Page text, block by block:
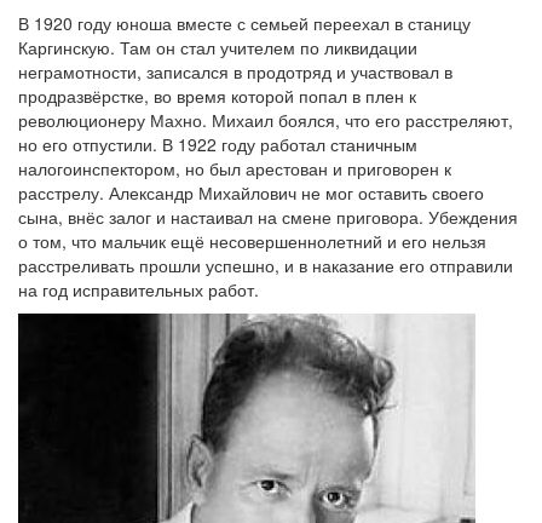
В 1920 году юноша вместе с семьей переехал в станицу
Каргинскую. Там он стал учителем по ликвидации
неграмотности, записался в продотряд и участвовал в
продразвёрстке, во время которой попал в плен к
революционеру Махно. Михаил боялся, что его расстреляют,
но его отпустили. В 1922 году работал станичным
налогоинспектором, но был арестован и приговорен к
расстрелу. Александр Михайлович не мог оставить своего
сына, внёс залог и настаивал на смене приговора. Убеждения
о том, что мальчик ещё несовершеннолетний и его нельзя
расстреливать прошли успешно, и в наказание его отправили
на год исправительных работ.